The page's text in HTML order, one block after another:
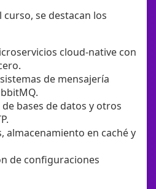
se destacan los
cloud-native con
de mensajería
bases de datos y otros
almacenamiento en caché y
de configuraciones